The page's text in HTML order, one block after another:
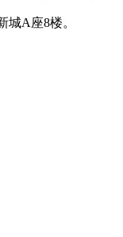
城A座8楼。